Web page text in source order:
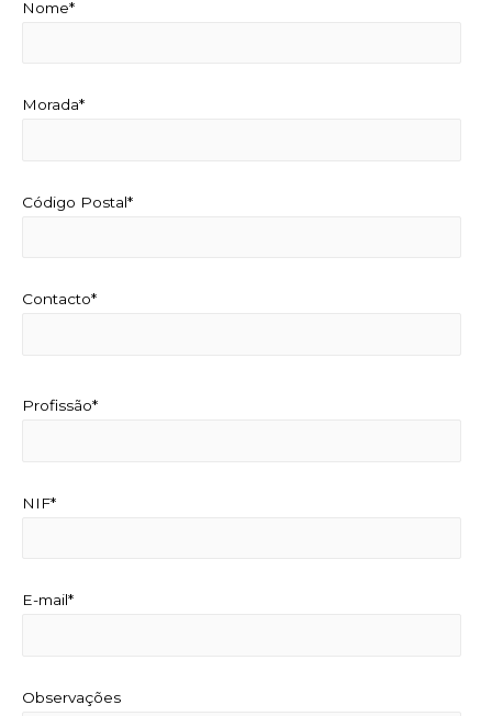
Nome*
Morada*
Código Postal*
Contacto*
Profissão*
NIF*
E-mail*
Observações